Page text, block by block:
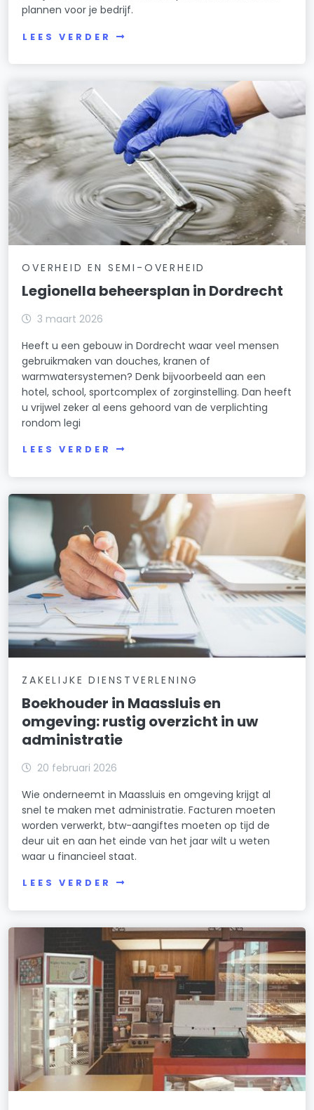
plannen voor je bedrijf.
LEES VERDER
OVERHEID EN SEMI-OVERHEID
Legionella beheersplan in Dordrecht
3 maart 2026
Heeft u een gebouw in Dordrecht waar veel mensen
gebruikmaken van douches, kranen of
warmwatersystemen? Denk bijvoorbeeld aan een
hotel, school, sportcomplex of zorginstelling. Dan heeft
u vrijwel zeker al eens gehoord van de verplichting
rondom legi
LEES VERDER
ZAKELIJKE DIENSTVERLENING
Boekhouder in Maassluis en
omgeving: rustig overzicht in uw
administratie
20 februari 2026
Wie onderneemt in Maassluis en omgeving krijgt al
snel te maken met administratie. Facturen moeten
worden verwerkt, btw-aangiftes moeten op tijd de
deur uit en aan het einde van het jaar wilt u weten
waar u financieel staat.
LEES VERDER